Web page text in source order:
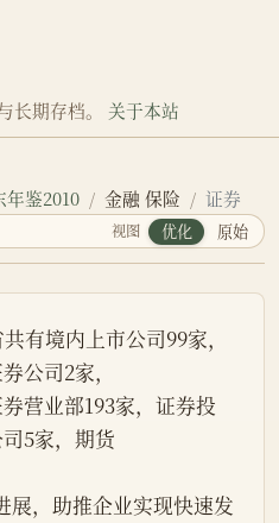
长期存档。 关于本站
年鉴2010 金融 保险 证券
视图 优化 原始
有境内上市公司99家，
公司2家，
营业部193家，证券投
5家，期货